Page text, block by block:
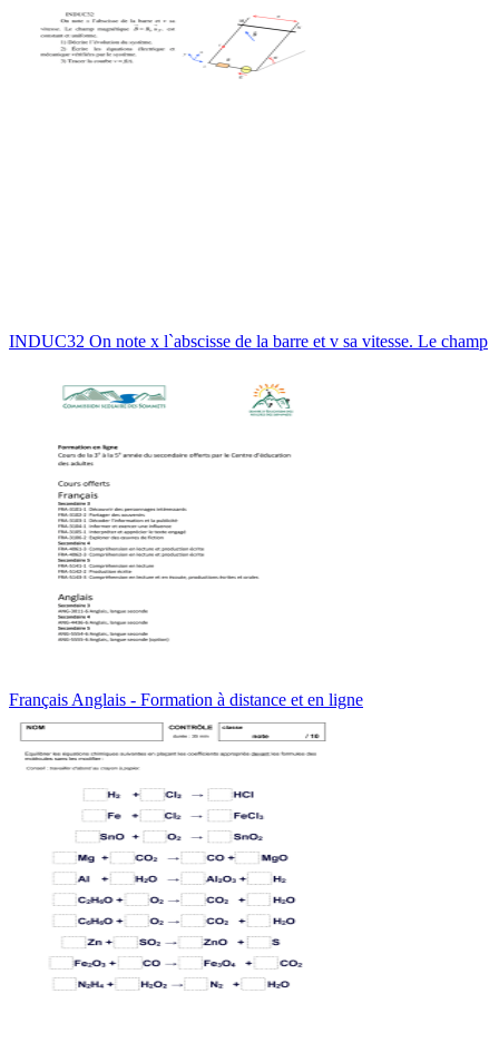
INDUC32 On note x l`abscisse de la barre et v sa vitesse. Le champ
Français Anglais - Formation à distance et en ligne